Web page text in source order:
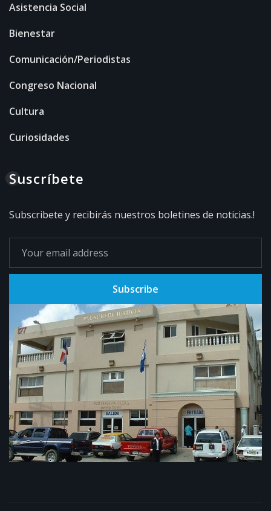
Asistencia Social
Bienestar
Comunicación/Periodistas
Congreso Nacional
Cultura
Curiosidades
Suscríbete
Subscribete y recibirás nuestros boletines de noticias.!
Subscribe